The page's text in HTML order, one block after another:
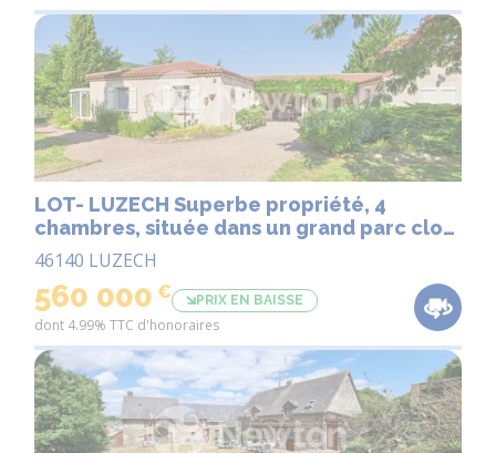
LOT- LUZECH Superbe propriété, 4
chambres, située dans un grand parc clos
avec piscine chauffée.
46140 LUZECH
560 000 € PRIX EN BAISSE
dont 4.99% TTC d'honoraires